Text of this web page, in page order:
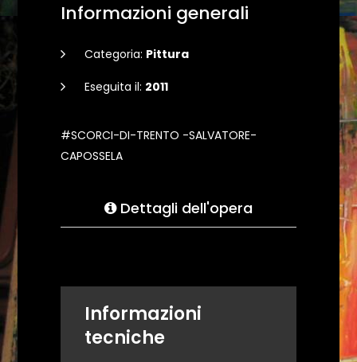
Informazioni generali
Categoria: Pittura
Eseguita il: 2011
#SCORCI-DI-TRENTO -SALVATORE-
CAPOSSELA
Dettagli dell'opera
Informazioni
tecniche